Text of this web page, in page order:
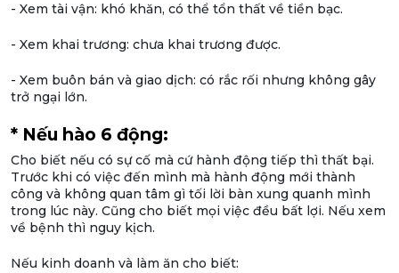
- Xem tài vận: khó khăn, có thể tổn thất về tiền bạc.
- Xem khai trương: chưa khai trương được.
- Xem buôn bán và giao dịch: có rắc rối nhưng không gây
trở ngại lớn.
* Nếu hào 6 động:
Cho biết nếu có sự cố mà cứ hành động tiếp thì thất bại.
Trước khi có việc đến mình mà hành động mới thành
công và không quan tâm gì tối lời bàn xung quanh mình
trong lúc này. Cũng cho biết mọi việc đều bất lợi. Nếu xem
về bệnh thì nguy kịch.
Nếu kinh doanh và làm ăn cho biết: